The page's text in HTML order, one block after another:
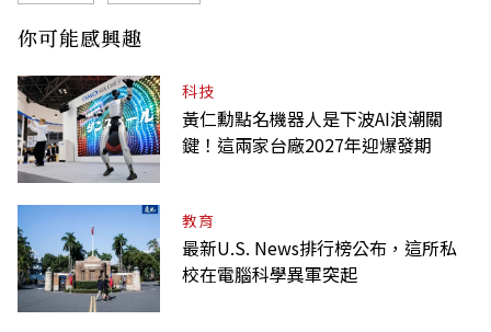
你可能感興趣
科技
黃仁勳點名機器人是下波AI浪潮關
鍵！這兩家台廠2027年迎爆發期
教育
最新U.S. News排行榜公布，這所私
校在電腦科學異軍突起